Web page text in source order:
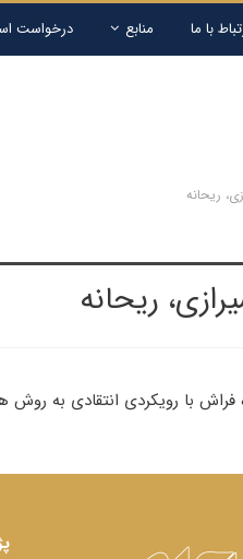
با ما منابع درخواست
ریحانه
ریحانه
فراش با رویکردی انتقادی به